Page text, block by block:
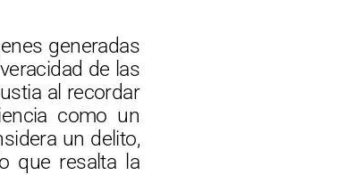
generadas
de las
al recordar
como un
un delito,
que resalta la